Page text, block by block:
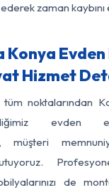
zaman
Konya Evden
Hizmet
noktalarından
evden
müşteri
de